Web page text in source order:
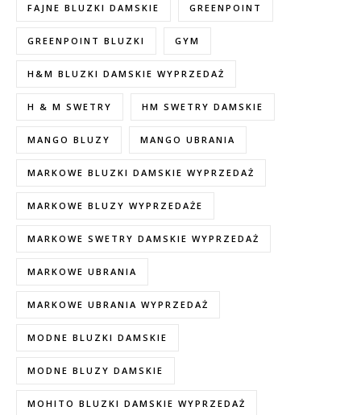
FAJNE BLUZKI DAMSKIE GREENPOINT
GREENPOINT BLUZKI GYM
H&M BLUZKI DAMSKIE WYPRZEDAŻ
H & M SWETRY HM SWETRY DAMSKIE
MANGO BLUZY MANGO UBRANIA
MARKOWE BLUZKI DAMSKIE WYPRZEDAŻ
MARKOWE BLUZY WYPRZEDAŻE
MARKOWE SWETRY DAMSKIE WYPRZEDAŻ
MARKOWE UBRANIA
MARKOWE UBRANIA WYPRZEDAŻ
MODNE BLUZKI DAMSKIE
MODNE BLUZY DAMSKIE
MOHITO BLUZKI DAMSKIE WYPRZEDAŻ